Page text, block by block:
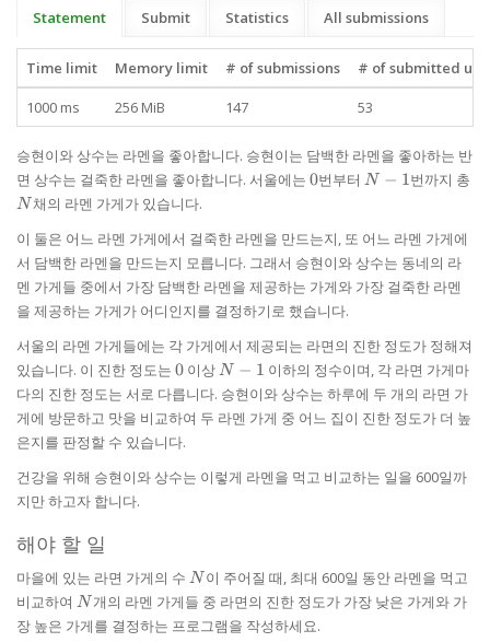
Statement Submit Statistics All submissions
Time limit Memory limit # of submissions
# of submitted
1000 ms
256 MiB 147 53
승현이와 상수는 라멘을 좋아합니다. 승현이는 담백한 라멘을 좋아하는 반
면 상수는 걸죽한 라멘을 좋아합니다. 서울에는 0
0번부터 N-
N − 1번까지 총
N채의 라멘 가게가 있습니다.
이 둘은 어느 라멘 가게에서 걸죽한 라멘을 만드는지, 또 어느 라멘 가게에
서 담백한 라멘을 만드는지 모릅니다. 그래서 승현이와 상수는 동네의 라
멘 가게들 중에서 가장 담백한 라멘을 제공하는 가게와 가장 걸죽한 라멘
을 제공하는 가게가 어디인지를 결정하기로 했습니다.
서울의 라멘 가게들에는 각 가게에서 제공되는 라면의 진한 정도가 정해져
있습니다. 이 진한 정도는 0
0 이상 N
-
1
N − 1 이하의 정수이며, 각 라면 가게마
다의 진한 정도는 서로 다릅니다. 승현이와 상수는 하루에 두 개의 라면 가
게에 방문하고 맛을 비교하여 두 라멘 가게 중 어느 집이 진한 정도가 더 높
은지를 판정할 수 있습니다.
건강을 위해 승현이와 상수는 이렇게 라멘을 먹고 비교하는 일을 600일까
지만 하고자 합니다.
해야 할 일
마을에 있는 라면 가게의 수 N
N 이 주어질 때, 최대 600일 동안 라멘을 먹고
비교하여 N
N개의 라멘 가게들 중 라면의 진한 정도가 가장 낮은 가게와 가
장 높은 가게를 결정하는 프로그램을 작성하세요.